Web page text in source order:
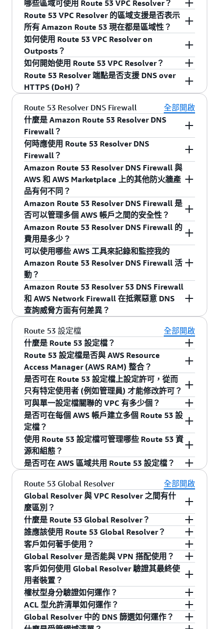
2620:108:700f::36f5:a800/122
2400:6700:ff00::36f8:dc00/122
2400:6700:ff00::36fa:fdc0/122
2400:6500:ff00::36fb:1f80/122
2403:b300:ff00::36fc:4f80/122
2403:b300:ff00::36fc:fec0/122
2400:6500:ff00::36ff:fec0/122
2406:da00:ff00::6b17:ff00/122
2a01:578:3::b022:9fc0/122
2804:800:ff00::b147:cf80/122
AWS 受管 VPN 的 DNS 解析。
對話。反之，用戶端會與遞迴 DNS 服務 (又稱為
DNS 解析程式) 對話，以尋找任何 DNS 查詢的正
確授權答案。Route 53 VPC Resolver 是遞迴 DNS
服務。
收到查詢時，像 Route 53 VPC Resolver 這種遞迴
DNS 服務可能設定為自動將查詢直接轉送到特定
的遞迴 DNS 伺服器，也可能從網域的根開始遞迴
情況下，一旦找到答案，遞迴 DNS 伺服器可能將
答案快取一段時間，以利未來更快回答後續相同
名稱的查詢。
中獲派 IP 位址。然後，此 IP 地址可做為轉送目
標，供現場部署 DNS 伺服器轉送查詢。您透過
AWS Direct Connect 和受管 VPN 將 DNS 查詢流
量從 VPC 轉送到網域時，以及從網域轉送到 VPC
時，都需要端點。
AWS 帳戶或在其 AWS Organization 內共用資源。
您可以在主要帳戶上建立規則，然後使用 RAM 來
跨多個帳戶共用規則。規則一旦共用，仍需要套
用到這些帳戶中的 VPC，才會生效。如需詳細資
訊，請參閱 AWS RAM文件。
您先前與之共用的帳戶無法再使用這些規則。這
表示如果那些規則與那些帳戶中的 VPC 相關聯，
則那些規則將會與那些 VPC 取消關聯。
哪些區域可使用 Route 53 VPC Resolver？
如需查看哪些區域已推出 Route 53 VPC
Resolver，請瀏覽我們的AWS 區域表。
Route 53 VPC Resolver 的區域支援是否表示
所有 Amazon Route 53 現在都是區域性？
否。Amazon Route 53 公有和私有 DNS、流量、
運作狀態檢查和網域名稱註冊全部都是全球服
務。
如何使用 Route 53 VPC Resolver on
Outposts？
您可以使用 Route 53 VPC Resolver 在AWS
Outposts 機架 上本機解析網域名稱伺服器 (DNS)
查詢，從而改善內部部署應用程式的可用性和效
能。當您啟用 Route 53 VPC Resolver on
Outposts，Route 53 會自動在 Outposts 機架上存
放 DNS 回應，即使在與父 AWS 區域非預期網路
中斷連線期間，也能針對您的應用程式提供持續
的 DNS 解析。透過在本機提供 DNS 回應，Route
53 VPC Resolver on Outposts 還能啟用低延遲
DNS 解析，從而改善內部部署應用程式的效能。
此外，您可以透過 Route 53 Resolver 端點，將
Route 53 VPC Resolvers on Outposts 機架與內部
部署資料中心的 DNS 伺服器建立連線。這可讓您
解析 Outposts 機架與其他內部部署資源之間的
DNS 查詢。
如何開始使用 Route 53 VPC Resolver？
有關入門的詳細資訊，請瀏覽 Amazon Route
53開發人員指南。您還可以從 Amazon Route 53
主控台內設定 Resolver。
Route 53 Resolver 端點是否支援 DNS over
HTTPS (DoH)？
是，Amazon Route 53 VPC Resolver 支援將 DNS
over HTTPS (DoH) 協定用於傳入和傳出解析程式
端點。
Route 53 Resolver DNS Firewall
全部開啟
什麼是 Amazon Route 53 Resolver DNS
Firewall？
Amazon Route 53 Resolver DNS Firewall 是一項
功能，可讓您在所有 Amazon Virtual Private
Cloud (VPC) 之間快速部署 DNS 保護。使用
Route 53 Resolver 進行遞迴 DNS 解析時，Route
53 Resolver DNS Firewall 可讓您封鎖對已知惡意
網域的查詢 (即建立 “denylists”)，並允許對受信
任網域的查詢 (建立「允許清單」)。此外，您還可
以使用 AWS 受管網域清單，快速開始抵禦常見的
DNS 威脅。Amazon Route 53 Resolver DNS
Firewall 與 AWS Firewall Manager 相互協作，因
此您可以根據 DNS Firewall 規則建置政策，然後
將這些政策集中套用於您的 VPC 和帳戶。
何時應使用 Route 53 Resolver DNS
Firewall？
如果您希望能夠從 VPC 內篩選可透過 DNS 查詢的
網域名稱，那麼 DNS Firewall 會適合您。它讓您
能夠以兩種方式靈活地選擇最適合您組織安全狀
況的組態︰(1) 如果您對 DNS 的滲透要求嚴格，並
且想拒絕所有不在核准網域清單中的網域出站
DNS 查詢，您可以針對 DNS 安全的「圍牆式」方
法建立此類規則。(2) 如果您的組織希望預設允許
您帳戶中的所有出站 DNS 查詢，並且僅需要能夠
封鎖對已知惡意網域的 DNS 請求，則可以使用
DNS Firewall 建立拒絕清單，其中包含組織已知
的所有惡意網域。DNS Firewall 還隨附 AWS 受管
網域清單，可協助您抵禦可疑網域和命令與控制
(C&C) 殭屍程式。
Amazon Route 53 Resolver DNS Firewall 與
AWS 和 AWS Marketplace 上的其他防火牆產
品有何不同？
Route 53 Resolver DNS Firewall 透過針對整個
VPC 提供對 Route 53 Resolver DNS 流量 (例如
AmazonProvidedDNS) 的控制和可見性，與 AWS
上的現有網路和應用程式安全服務相輔相成。根
據您的使用案例，您可以選擇在現有的安全控制
(如 AWS Network Firewall、Amazon VPC 安全群
組、AWS Web 應用程式防火牆規則或 AWS
Marketplace 設備) 中實作 DNS 防火牆。
Amazon Route 53 Resolver DNS Firewall 是
否可以管理多個 AWS 帳戶之間的安全性？
是。Route 53 Resolver DNS Firewall 是一種區域
性功能，可在組織和帳戶級保護 Route 53
Resolver DNS 網路流量。為了在多個帳戶間維護
政策和管控，您應使用
AWS Firewall Manager。
Amazon Route 53 Resolver DNS Firewall 的
費用是多少？
依防火牆內存放的網域名稱數目和檢查的 DNS 查
詢數目定價。有關詳細資訊，請瀏覽
Route 53 定價。
可以使用哪些 AWS 工具來記錄和監控我的
Amazon Route 53 Resolver DNS Firewall 活
動？
您可以將 DNS Firewall 活動記錄至 Amazon S3 儲
存貯體或 Amazon CloudWatch 日誌群組中，以作
進一步分析和調查。此外，您還可以使用 Amazon
Kinesis Firehose 將日誌傳送至第三方供應商。
Amazon Route 53 Resolver 53 DNS Firewall
和 AWS Network Firewall 在抵禦惡意 DNS
查詢威脅方面有何差異？
Amazon Route 53 Resolver DNS Firewall 和 AWS
Network Firewall 都提供針對傳出 DNS 查詢威脅
的保護，但部署模型不同。如果您使用 Amazon
Route 53 Resolver 進行 DNS 解析，Amazon
Route 53 Resolver DNS Firewall 的設計可提供精
細控制，以封鎖對惡意或受損網域的 DNS 請求。
如果您使用外部 DNS 服務來解析 DNS 請求，則
AWS Network Firewall 提供類似的功能來篩選/封
鎖對已知惡意網域的傳出 DNS 查詢。
Route 53 設定檔
全部開啟
什麼是 Route 53 設定檔？
Amazon Route 53 設定檔可讓您以設定檔形式，
建立一個或多個可共用的組態，藉此輕鬆管理整
個組織的 DNS 組態。使用設定檔，您可私有託管
區域 (PHZ) 關聯、Resolver 規則和 Route 53
Resolver DNS Firewall 規則群組等各種組態，在
一個可共用的 RAM 組態中合併。透過跨 AWS 帳
戶共用設定檔，並將其與 Amazon Virtual Private
Clouds (VPC) 建立關聯，您可輕鬆確保所有 VPC
都具有相同的 DNS 組態，免去管理單獨資源的複
雜性。
Route 53 設定檔是否與 AWS Resource
Access Manager (AWS RAM) 整合？
Route 53 設定檔與 AWS RAM 原生整合，可讓您
跨帳戶或與 AWS Organization 共用設定檔。
是否可在 Route 53 設定檔上設定許可，從而
只有特定使用者 (例如管理員) 才能修改許可？
是。Route 53 設定檔利用 RAM 受管許可，允許使
用者將不同的許可附接至每個資源。
可與單一設定檔關聯的 VPC 有多少個？
您最多可將 5,000 個 VPC 關聯至單一 Route 53 設
定檔。
是否可在每個 AWS 帳戶建立多個 Route 53 設
定檔？
是，您可為每個帳戶建立一個或多個設定檔。不
過，您一次只能為每個 VPC 關聯一個設定檔。
使用 Route 53 設定檔可管理哪些 Route 53 資
源和組態？
Route 53 設定檔支援私有託管區域及其中指定的
設定、Route 53 Resolver 規則 (轉傳和系統)，以
及 DNS Firewall 規則群組。此外，某些 VPC 組態
可在設定檔中直接管理。這些組態包括 Resolver
規則的反向 DNS 查詢組態、DNS Firewall 失敗模
式組態，以及 DNSSEC 驗證組態。
是否可在 AWS 區域共用 Route 53 設定檔？
否，您無法跨 AWS 區域共用設定檔
Route 53 Global Resolver
全部開啟
Global Resolver 與 VPC Resolver 之間有什
麼區別？
您無法將資料表插入常見問答集項目中。
什麼是 Route 53 Global Resolver？
Route 53 Global Resolver 是一種全域、網際網路
可存取的 DNS 解析程式，可讓您輕鬆解析和轉送
公有和私有網域的流量，同時確保網際網路查詢
的安全性和真實性。透過提供可藉由全域任播 IP
存取的統一解決方案，Global Resolver 能夠幫助
企業簡化解析作業，並將源自內部部署、分公司
和遠端用戶端的查詢轉送至雲端或內部部署上託
管的公有網域和私有應用程式。Global Resolver
誰應該使用 Route 53 Global Resolver？
Global Resolver 應由網路管理員使用，這些管理
員須負責管理用戶端的 DNS 解析和連線，以及強
制執行符合組織安全要求的 DNS 篩選原則。
Global Resolver 還可協助網路管理員降低自訂
DNS 轉寄站的營運成本，其中這些轉寄站可用於
轉寄和分割指向公有和私有網域的 DNS 流量。
客戶如何著手使用？
客戶能夠透過五項簡單步驟來著手使用 Global
Resolver：步驟 1：選擇會將 Global Resolver 執
行個體化的 AWS 區域。步驟 2：選取身分驗證機
制 (IP ACL 及/或存取權杖)，以識別用戶端並對其
進行身分驗證。對於 IP ACL 型身分驗證，客戶還
必須選取通訊協定類型 (Do53、DoH 或 DoT)。客
Global Resolver 是否能與 VPN 搭配使用？
是。使用 VPN 和公司網路的客戶可以使用 Global
Resolver。
客戶如何使用 Global Resolver 驗證其最終使
用者裝置？
Global Resolver 支援兩種身分驗證機制 1.) 權杖型
身分驗證，適用於 DoH 和 DoT 2.) ACL 型 IP 和
CIDR 允許清單，適用於 Do53、DoT 或 DoH。
權杖型身分驗證如何運作？
管理員可以建立 Global Resolver 執行個體，並為
其組織中的各種用戶端產生唯一的存取權杖。這
ACL 型允許清單如何運作？
ACL 型允許清單可讓管理員定義可使用該服務的
Global Resolver 中的 DNS 篩選如何運作？